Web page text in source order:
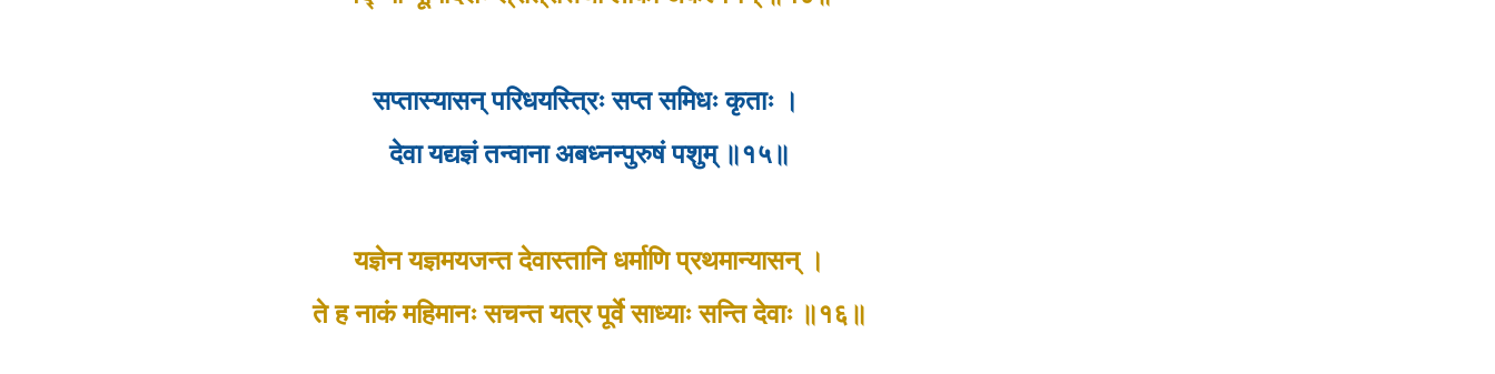
सप्तास्यासन् परिधयस्त्रिः सप्त समिधः कृताः ।
देवा यद्यज्ञं तन्वाना अबध्नन्पुरुषं पशुम् ॥१५॥
यज्ञेन यज्ञमयजन्त देवास्तानि धर्माणि प्रथमान्यासन् ।
ते ह नाकं महिमानः सचन्त यत्र पूर्वे साध्याः सन्ति देवाः ॥१६॥